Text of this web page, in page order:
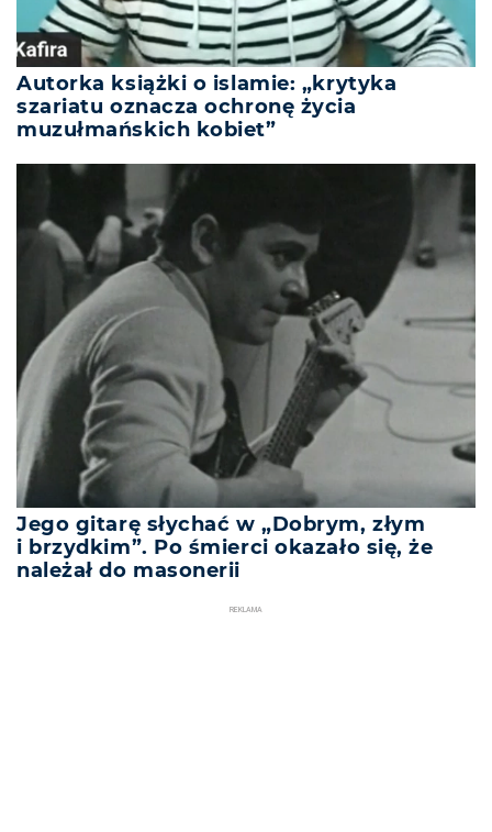
Autorka książki o islamie: „krytyka
szariatu oznacza ochronę życia
muzułmańskich kobiet”
Jego gitarę słychać w „Dobrym, złym
i brzydkim”. Po śmierci okazało się, że
należał do masonerii
REKLAMA